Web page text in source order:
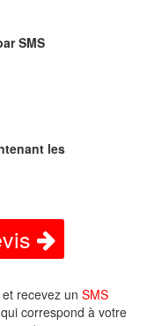
SMS
les
recevez un SMS
correspond à votre